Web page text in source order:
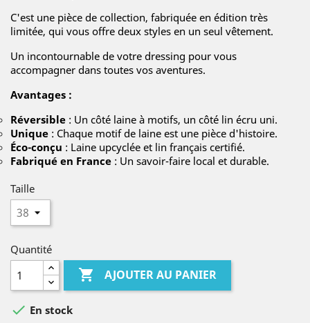
C'est une pièce de collection, fabriquée en édition très
limitée, qui vous offre deux styles en un seul vêtement.
Un incontournable de votre dressing pour vous
accompagner dans toutes vos aventures.
Avantages :
Réversible : Un côté laine à motifs, un côté lin écru uni.
Unique : Chaque motif de laine est une pièce d'histoire.
Éco-conçu : Laine upcyclée et lin français certifié.
Fabriqué en France : Un savoir-faire local et durable.
Taille
Quantité
 AJOUTER AU PANIER
 En stock